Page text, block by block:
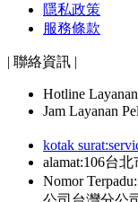
隱私政策
服務條款
| 聯絡資訊 |
Hotline
Jam Layanan
kotak surat:
alamat:106台
Nomor